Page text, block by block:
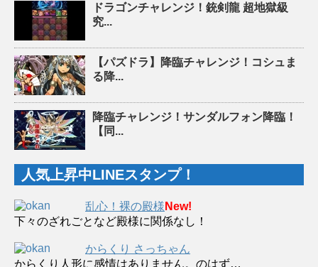
ドラゴンチャレンジ！銃剣龍 超地獄級
究...
【パズドラ】降臨チャレンジ！コシュま
る降...
降臨チャレンジ！サンダルフォン降臨！
【同...
人気上昇中LINEスタンプ！
乱心！裸の殿様 New!
下々のざれごとなど殿様に関係なし！
からくり さっちゃん
からくり人形に感情はありません。のはず…